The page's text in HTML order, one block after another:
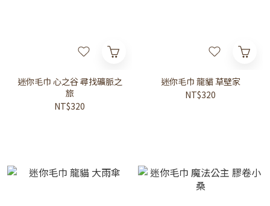
迷你毛巾 心之谷 尋找礦脈之
旅
NT$320
迷你毛巾 龍貓 草壁家
NT$320